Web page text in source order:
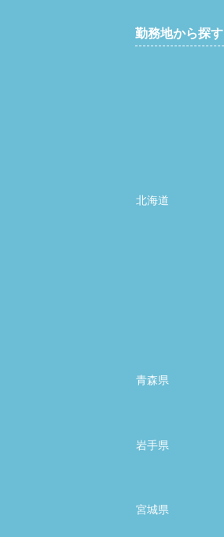
勤務地から探す
北海道
青森県
岩手県
宮城県